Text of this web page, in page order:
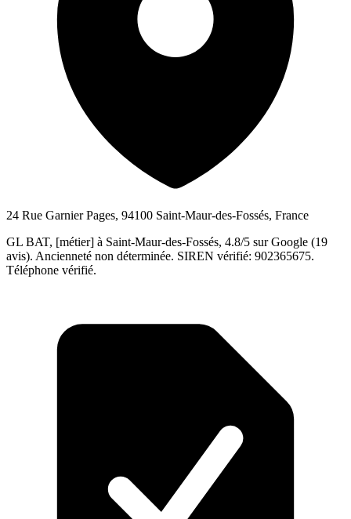
24 Rue Garnier Pages, 94100 Saint-Maur-des-Fossés, France
GL BAT, [métier] à Saint-Maur-des-Fossés, 4.8/5 sur Google (19
avis). Ancienneté non déterminée. SIREN vérifié: 902365675.
Téléphone vérifié.